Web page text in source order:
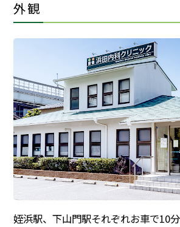
外観
姪浜駅、下山門駅それぞれお車で10